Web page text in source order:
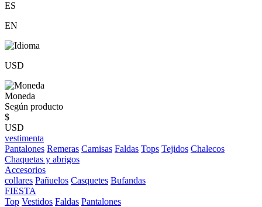
ES
EN
USD
Moneda
Según producto
$
USD
vestimenta
Pantalones Remeras Camisas Faldas Tops Tejidos Chalecos
Chaquetas y abrigos
Accesorios
collares Pañuelos Casquetes Bufandas
FIESTA
Top Vestidos Faldas Pantalones